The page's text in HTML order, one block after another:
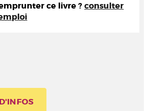
ce livre ? consulter